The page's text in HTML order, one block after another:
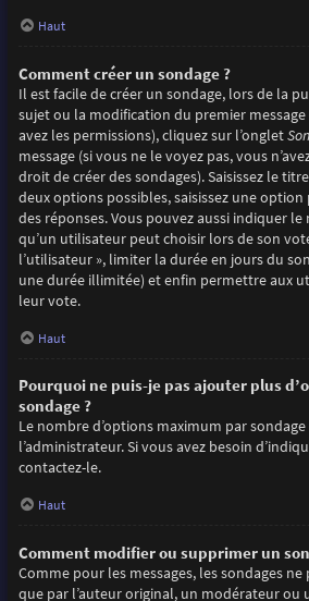
Haut
Comment créer un sondage ?
Il est facile de créer un sondage, lors de la
sujet ou la modification du premier message
avez les permissions), cliquez sur l’onglet
message (si vous ne le voyez pas, vous
droit de créer des sondages). Saisissez le
deux options possibles, saisissez une
des réponses. Vous pouvez aussi indiquer
qu’un utilisateur peut choisir lors de son
l’utilisateur », limiter la durée en jours du
une durée illimitée) et enfin permettre aux
leur vote.
Haut
Pourquoi ne puis-je pas ajouter plus
sondage ?
Le nombre d’options maximum par
l’administrateur. Si vous avez besoin
contactez-le.
Haut
Comment modifier ou supprimer un
Comme pour les messages, les sondages
que par l’auteur original, un modérateur ou